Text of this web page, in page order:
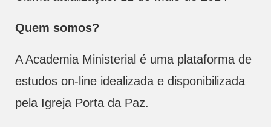
Quem somos?
A Academia Ministerial é uma plataforma de
estudos on-line idealizada e disponibilizada
pela Igreja Porta da Paz.